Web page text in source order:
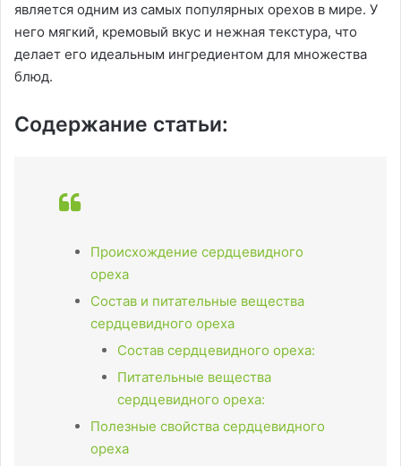
является одним из самых популярных орехов в мире. У
него мягкий, кремовый вкус и нежная текстура, что
делает его идеальным ингредиентом для множества
блюд.
Содержание статьи:
Происхождение сердцевидного
ореха
Состав и питательные вещества
сердцевидного ореха
Состав сердцевидного ореха:
Питательные вещества
сердцевидного ореха:
Полезные свойства сердцевидного
ореха